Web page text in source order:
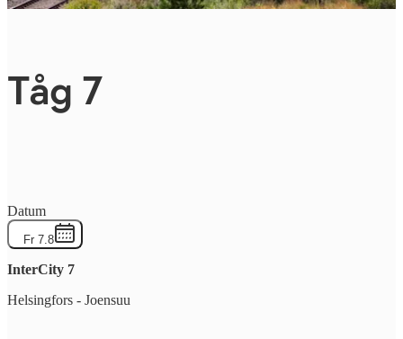
Tåg 7
Datum
Fr 7.8
InterCity 7
Helsingfors - Joensuu